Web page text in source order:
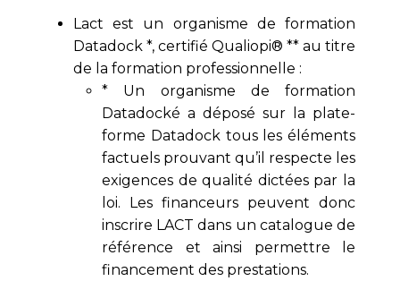
Lact est un organisme de formation
Datadock *, certifié Qualiopi® ** au titre
de la formation professionnelle :
* Un organisme de formation
Datadocké a déposé sur la plate-
forme Datadock tous les éléments
factuels prouvant qu’il respecte les
exigences de qualité dictées par la
loi. Les financeurs peuvent donc
inscrire LACT dans un catalogue de
référence et ainsi permettre le
financement des prestations.